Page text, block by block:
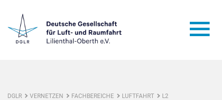
DGLR VERNETZEN FACHBEREICHE LUFTFAHRT
L2